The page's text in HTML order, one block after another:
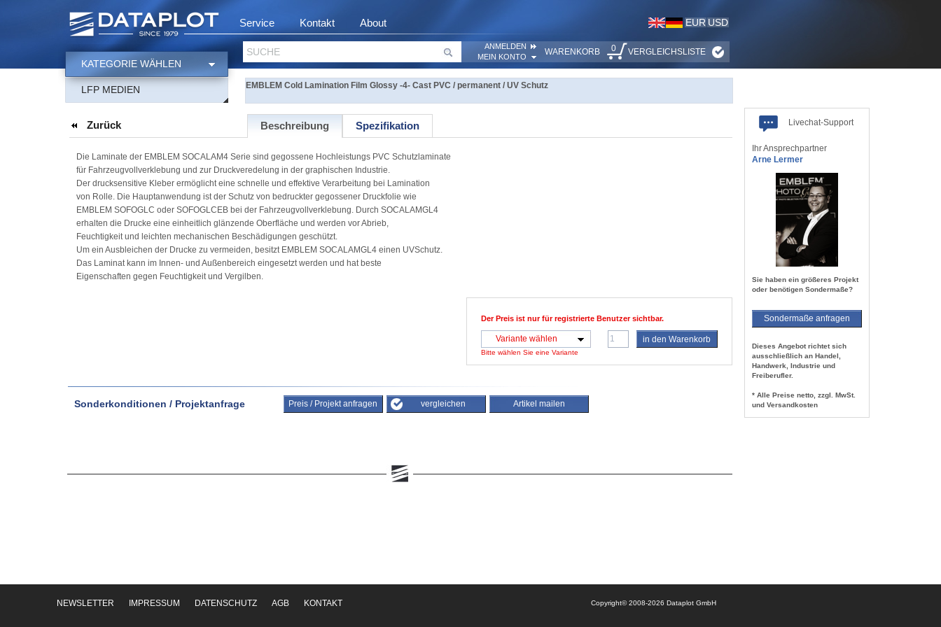
Service Kontakt About EUR USD
SUCHE
ANMELDEN
MEIN KONTO
WARENKORB 0 VERGLEICHSLISTE
KATEGORIE WÄHLEN
LFP MEDIEN EMBLEM Cold Lamination Film Glossy -4- Cast PVC / permanent / UV Schutz
Zurück Beschreibung Spezifikation
Die Laminate der EMBLEM SOCALAM4 Serie sind gegossene Hochleistungs PVC Schutzlaminate
für Fahrzeugvollverklebung und zur Druckveredelung in der graphischen Industrie.
Der drucksensitive Kleber ermöglicht eine schnelle und effektive Verarbeitung bei Lamination
von Rolle. Die Hauptanwendung ist der Schutz von bedruckter gegossener Druckfolie wie
EMBLEM SOFOGLC oder SOFOGLCEB bei der Fahrzeugvollverklebung. Durch SOCALAMGL4
erhalten die Drucke eine einheitlich glänzende Oberfläche und werden vor Abrieb,
Feuchtigkeit und leichten mechanischen Beschädigungen geschützt.
Um ein Ausbleichen der Drucke zu vermeiden, besitzt EMBLEM SOCALAMGL4 einen UVSchutz.
Das Laminat kann im Innen- und Außenbereich eingesetzt werden und hat beste
Eigenschaften gegen Feuchtigkeit und Vergilben.
Der Preis ist nur für registrierte Benutzer sichtbar.
Variante wählen
Bitte wählen Sie eine Variante
in den Warenkorb
Sonderkonditionen / Projektanfrage Preis / Projekt anfragen vergleichen Artikel mailen
Livechat-Support
Ihr Ansprechpartner
Arne Lermer
Sie haben ein größeres Projekt
oder benötigen Sondermaße?
Sondermaße anfragen
Dieses Angebot richtet sich
ausschließlich an Handel,
Handwerk, Industrie und
Freiberufler.
* Alle Preise netto, zzgl. MwSt.
und Versandkosten
NEWSLETTER IMPRESSUM DATENSCHUTZ AGB KONTAKT Copyright© 2008-2026 Dataplot GmbH